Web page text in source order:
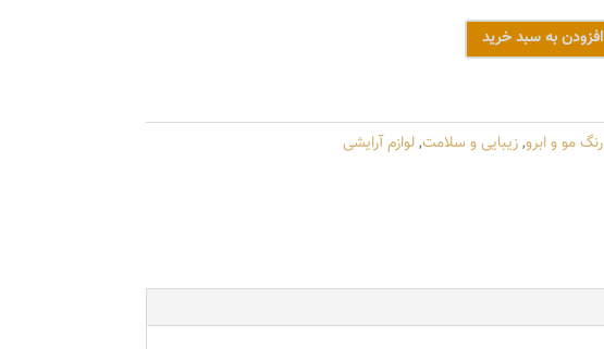
افزودن به سبد خرید
رنگ مو و ابرو,زیبایی و سلامت,لوازم آرایشی